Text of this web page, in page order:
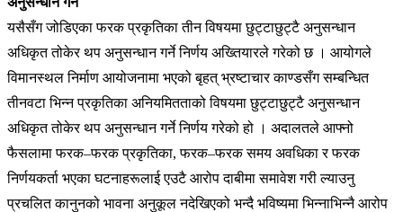
यसैसँग जोडिएका फरक प्रकृतिका तीन विषयमा छुट्टाछुट्टै अनुसन्धान
अधिकृत तोकेर थप अनुसन्धान गर्ने निर्णय अख्तियारले गरेको छ । आयोगले
विमानस्थल निर्माण आयोजनामा भएको बृहत् भ्रष्टाचार काण्डसँग सम्बन्धित
तीनवटा भिन्न प्रकृतिका अनियमितताको विषयमा छुट्टाछुट्टै अनुसन्धान
अधिकृत तोकेर थप अनुसन्धान गर्ने निर्णय गरेको हो । अदालतले आफ्नो
फैसलामा फरक–फरक प्रकृतिका, फरक–फरक समय अवधिका र फरक
निर्णयकर्ता भएका घटनाहरूलाई एउटै आरोप दाबीमा समावेश गरी ल्याउनु
प्रचलित कानुनको भावना अनुकूल नदेखिएको भन्दै भविष्यमा भिन्नाभिन्नै आरोप